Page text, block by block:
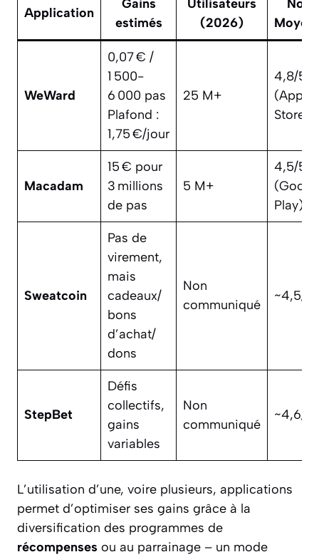
Application
Gains
estimés
Utilisateurs
(2026)
Note
WeWard
0,07 € /
1 500-
6 000 pas
Plafond :
1,75 €/jour
25 M+
4,8/5
(App
Store)
Macadam
15 € pour
3 millions
de pas
5 M+
4,5/5
Play)
Sweatcoin
Pas de
virement,
mais
cadeaux/
bons
d’achat/
dons
Non
communiqué
~4,5/5
StepBet
Défis
collectifs,
gains
variables
Non
communiqué
~4,6/5
L’utilisation d’une, voire plusieurs, applications
permet d’optimiser ses gains grâce à la
diversification des programmes de
récompenses ou au parrainage – un mode